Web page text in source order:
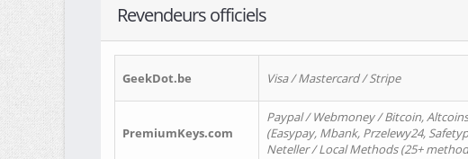
Revendeurs officiels
GeekDot.be Visa / Mastercard / Stripe
PremiumKeys.com
Paypal / Webmoney / Bitcoin, Altcoins
(Easypay, Mbank, Przelewy24,
Neteller / Local Methods (25+